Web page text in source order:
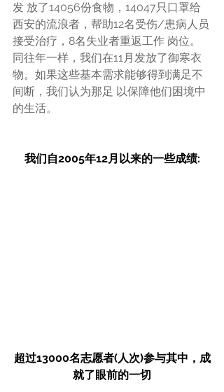
发 放了14056份⻝物，14047只口罩给
⻄安的流浪者，帮助12名受伤/患病人员
接受治疗，8名失业者重返工作 岗位。
同往年一样，我们在11月发放了御寒衣
物。如果这些基本需求能够得到满足不
间断，我们认为那足 以保障他们困境中
的生活。
我们自2005年12月以来的一些成绩:
超过13000名志愿者(人次)参与其中，成
就了眼前的一切